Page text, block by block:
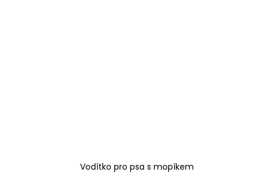
Vodítko pro psa s mopíkem